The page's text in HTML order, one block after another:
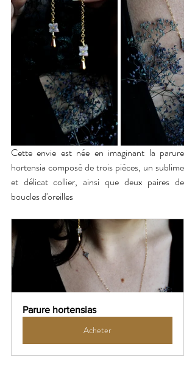
Cette envie est née en imaginant la parure
hortensia composé de trois pièces, un sublime
et délicat collier, ainsi que deux paires de
boucles d'oreilles
Parure hortensias
Acheter